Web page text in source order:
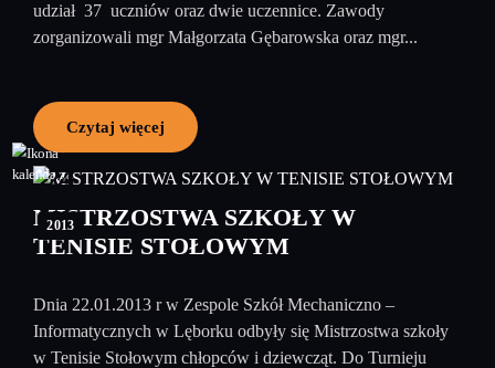
udział 37 uczniów oraz dwie uczennice. Zawody
zorganizowali mgr Małgorzata Gębarowska oraz mgr...
Czytaj więcej
24
2013
MISTRZOSTWA SZKOŁY W
TENISIE STOŁOWYM
Dnia 22.01.2013 r w Zespole Szkół Mechaniczno –
Informatycznych w Lęborku odbyły się Mistrzostwa szkoły
w Tenisie Stołowym chłopców i dziewcząt. Do Turnieju